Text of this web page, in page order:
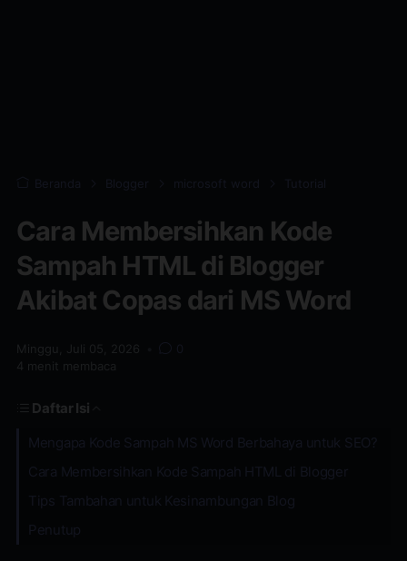
Beranda Blogger microsoft word Tutorial
Cara Membersihkan Kode
Sampah HTML di Blogger
Akibat Copas dari MS Word
Minggu, Juli 05, 2026
0
4
menit membaca
Daftar Isi
Mengapa Kode Sampah MS Word Berbahaya untuk SEO?
Cara Membersihkan Kode Sampah HTML di Blogger
Tips Tambahan untuk Kesinambungan Blog
Penutup